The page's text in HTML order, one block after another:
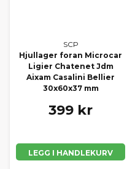
SCP
Hjullager foran Microcar
Ligier Chatenet Jdm
Aixam Casalini Bellier
30x60x37 mm
399 kr
LEGG I HANDLEKURV